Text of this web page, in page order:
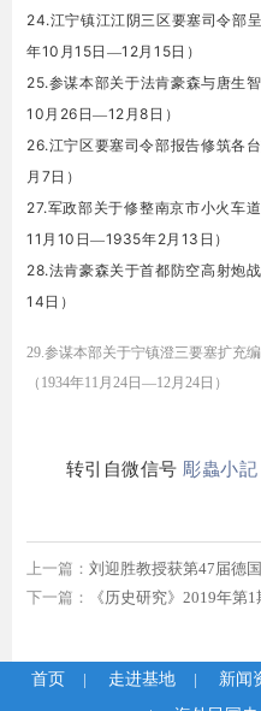
24.江宁镇江江阴三区要塞司令部
年10 月15日—12月15日）
25.参谋本部关于法肯豪森与唐生
10 月 26 日—12 月8 日）
26.江宁区要塞司令部报告修筑各
月 7 日）
27.军政部关于修整南京市小火车
11 月 10 日—1935年2月 13 日）
28.法肯豪森关于首都防空高射炮
14 日）
29.参谋本部关于宁镇澄三要塞扩充
（ 1934年11 月 24 日—12月 24 日）
转引自微信号彫蟲小記
上一篇： 刘迎胜教授获第47届德
下一篇：
《历史研究》2019年第
首页 | 走进基地 | 新闻